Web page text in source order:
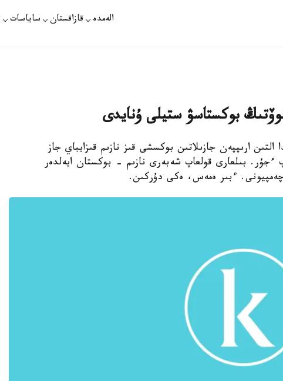
الەمدە قازاقستان ساياسات
بوكستاسۋ ستيلى ۇنايدى
ارىپپەن جازىلاتىن بوكسشى قىز نازىم قىزايباي جاز
ءجۇر. بىلعارى قولعاپ شەبەرى نازىم - بوكستان ايەلدەر
چەمپيونى. ءبىر ەمەس، ەكى دۇركىن.